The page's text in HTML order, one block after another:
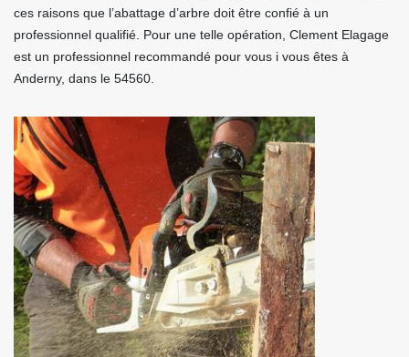
ces raisons que l’abattage d’arbre doit être confié à un
professionnel qualifié. Pour une telle opération, Clement Elagage
est un professionnel recommandé pour vous i vous êtes à
Anderny, dans le 54560.